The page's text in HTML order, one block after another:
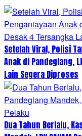
Setelah Viral, Polisi
Anak di Pandeglang,
Lain Segera Diproses
Dua Tahun Berlalu,